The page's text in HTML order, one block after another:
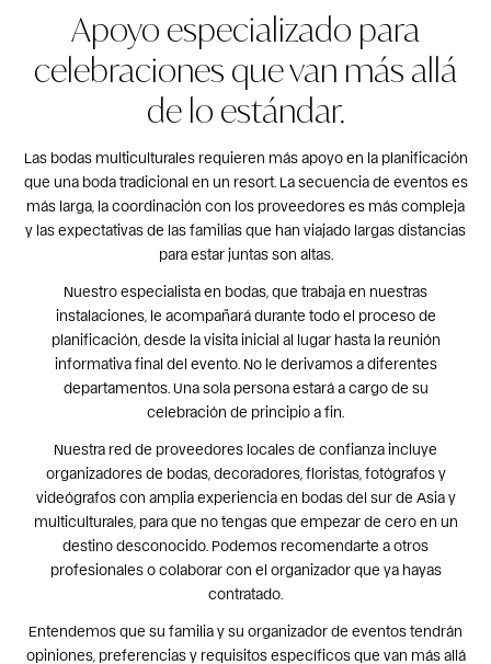
Apoyo especializado para
celebraciones que van más allá
de lo estándar.
Las bodas multiculturales requieren más apoyo en la planificación
que una boda tradicional en un resort. La secuencia de eventos es
más larga, la coordinación con los proveedores es más compleja
y las expectativas de las familias que han viajado largas distancias
para estar juntas son altas.
Nuestro especialista en bodas, que trabaja en nuestras
instalaciones, le acompañará durante todo el proceso de
planificación, desde la visita inicial al lugar hasta la reunión
informativa final del evento. No le derivamos a diferentes
departamentos. Una sola persona estará a cargo de su
celebración de principio a fin.
Nuestra red de proveedores locales de confianza incluye
organizadores de bodas, decoradores, floristas, fotógrafos y
videógrafos con amplia experiencia en bodas del sur de Asia y
multiculturales, para que no tengas que empezar de cero en un
destino desconocido. Podemos recomendarte a otros
profesionales o colaborar con el organizador que ya hayas
contratado.
Entendemos que su familia y su organizador de eventos tendrán
opiniones, preferencias y requisitos específicos que van más allá